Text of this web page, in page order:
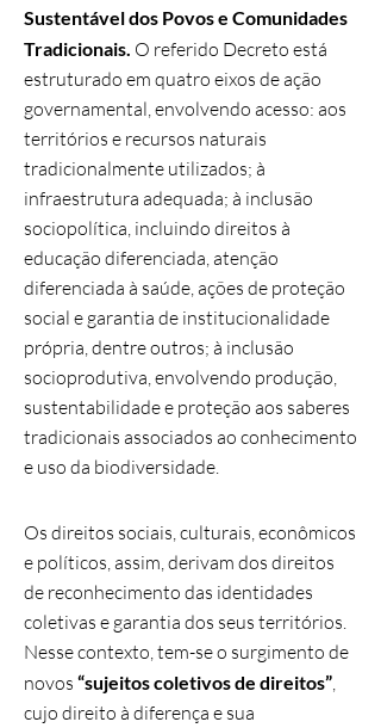
Sustentável dos Povos e Comunidades
Tradicionais. O referido Decreto está
estruturado em quatro eixos de ação
governamental, envolvendo acesso: aos
territórios e recursos naturais
tradicionalmente utilizados; à
infraestrutura adequada; à inclusão
sociopolítica, incluindo direitos à
educação diferenciada, atenção
diferenciada à saúde, ações de proteção
social e garantia de institucionalidade
própria, dentre outros; à inclusão
socioprodutiva, envolvendo produção,
sustentabilidade e proteção aos saberes
tradicionais associados ao conhecimento
e uso da biodiversidade.
Os direitos sociais, culturais, econômicos
e políticos, assim, derivam dos direitos
de reconhecimento das identidades
coletivas e garantia dos seus territórios.
Nesse contexto, tem-se o surgimento de
novos “sujeitos coletivos de direitos”,
cujo direito à diferença e sua